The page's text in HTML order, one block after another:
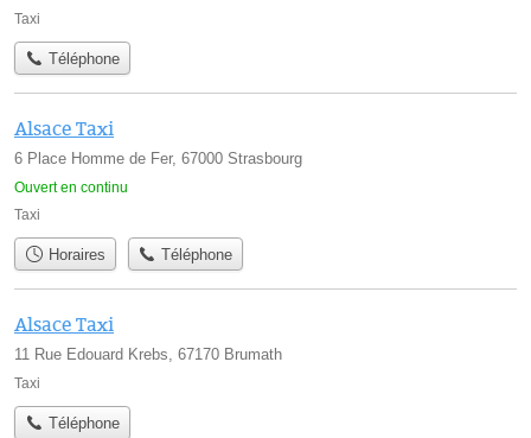
Taxi
Téléphone
Alsace Taxi
6 Place Homme de Fer, 67000 Strasbourg
Ouvert en continu
Taxi
Horaires Téléphone
Alsace Taxi
11 Rue Edouard Krebs, 67170 Brumath
Taxi
Téléphone